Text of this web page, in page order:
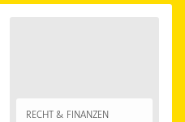
RECHT & FINANZEN